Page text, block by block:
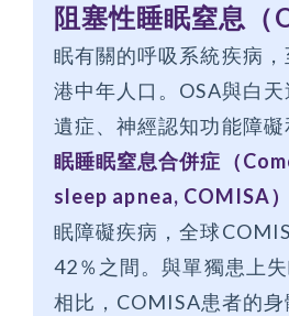
阻塞性睡眠窒息（
眠有關的呼吸系統疾病
港中年人口。OSA與白
遺症、神經認知功能障
眠睡眠窒息合併症（
sleep apnea, COMISA）
眠障礙疾病，全球
42％之間。與單獨患上
相比，COMISA患者的